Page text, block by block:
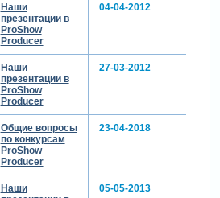
текст:
-
Зарегистрируйтесь,
Наши
презентации в
ProShow
Producer
04-04-2012
Наши
презентации в
ProShow
Producer
27-03-2012
Общие вопросы
по конкурсам
ProShow
Producer
23-04-2018
Наши
05-05-2013